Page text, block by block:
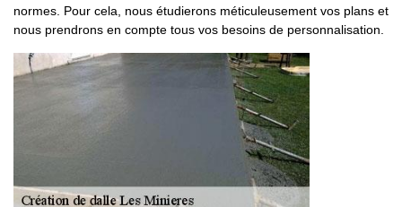
normes. Pour cela, nous étudierons méticuleusement vos plans et
nous prendrons en compte tous vos besoins de personnalisation.